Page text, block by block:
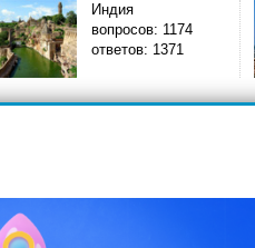
Индия
вопросов: 1174
ответов: 1371